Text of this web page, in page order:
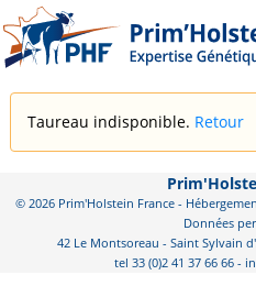
Taureau indisponible. Retour
© 2026 Prim'Holstein France -
Données
42 Le Montsoreau - Saint Sylvain
tel 33 (0)2 41 37 66 66 -